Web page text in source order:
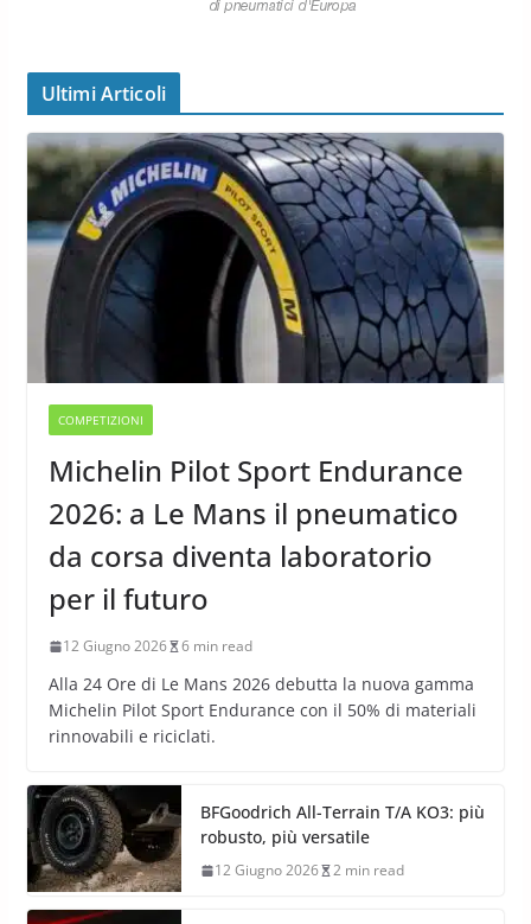
Ultimi Articoli
COMPETIZIONI
Michelin Pilot Sport Endurance
2026: a Le Mans il pneumatico
da corsa diventa laboratorio
per il futuro
12 Giugno 2026 6 min read
Alla 24 Ore di Le Mans 2026 debutta la nuova gamma
Michelin Pilot Sport Endurance con il 50% di materiali
rinnovabili e riciclati.
BFGoodrich All-Terrain T/A KO3: più
robusto, più versatile
12 Giugno 2026 2 min read